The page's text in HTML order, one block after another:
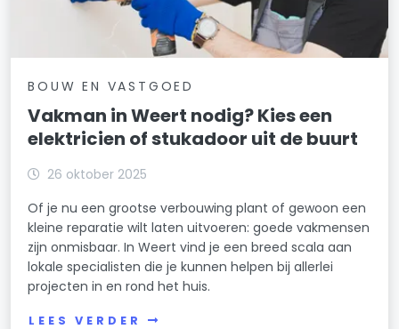
BOUW EN VASTGOED
Vakman in Weert nodig? Kies een
elektricien of stukadoor uit de buurt
26 oktober 2025
Of je nu een grootse verbouwing plant of gewoon een
kleine reparatie wilt laten uitvoeren: goede vakmensen
zijn onmisbaar. In Weert vind je een breed scala aan
lokale specialisten die je kunnen helpen bij allerlei
projecten in en rond het huis.
LEES VERDER